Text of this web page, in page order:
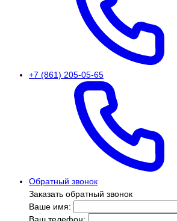
+7 (861) 205-05-65
Обратный звонок
Заказать обратный звонок
Ваше имя: